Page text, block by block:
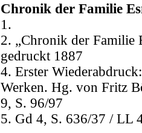
Chronik der Familie
1.
2. „Chronik der Familie
gedruckt 1887
4. Erster
Werken. Hg. von Fritz
9, S. 96/97
5. Gd 4, S. 636/37 / LL